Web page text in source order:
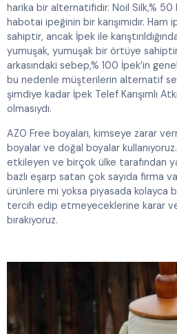
harika bir alternatifidir. Noil Silk,% 50
habotai ipeğinin bir karışımıdır.
sahiptir, ancak İpek ile
yumuşak, yumuşak bir örtüye
arkasındaki sebep,% 100 İpek’in
bu nedenle müşterilerin alternatif
şimdiye kadar İpek Telef Karışımlı
olmasıydı.
AZO Free boyaları, kimseye zarar
boyalar ve doğal boyalar kullanıyoruz.
etkileyen ve birçok ülke tarafından
bazlı eşarp satan çok sayıda firma
ürünlere mi yoksa piyasada kolayca
tercih edip etmeyeceklerine karar
bırakıyoruz.